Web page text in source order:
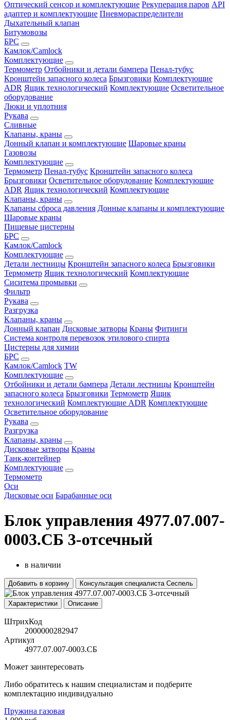
Оптический сенсор и комплектующие Рекуперация паров API
адаптер и комплектующие Пневмораспределители
Дыхательный клапан
Битумовозы
БРС
Камлок/Camlock
Комплектующие
Термометр Отбойники и детали бампера Пенал-тубус
Кронштейн запасного колеса Брызговики Комплектующие
ADR Ящик технологический Комплектующие Осветительное
оборудование
Люки и уплотния
Рукава
Сливные
Клапаны, краны
Донный клапан и комплектующие Шаровые краны
Газовозы
Комплектующие
Термометр Пенал-тубус Кронштейн запасного колеса
Брызговики Осветительное оборудование Комплектующие
ADR Ящик технологический Комплектующие
Клапаны, краны
Клапаны сброса давления Донные клапаны и комплектующие
Шаровые краны
Пищевые цистерны
БРС
Камлок/Camlock
Комплектующие
Детали лестницы Кронштейн запасного колеса Брызговики
Термометр Ящик технологический Комплектующие
Сиситема промывки
Фильтр
Рукава
Разгрузка
Клапаны, краны
Донный клапан Дисковые затворы Краны Фитинги
Система контроля перевозок этилового спирта
Цистерны для химии
БРС
Камлок/Camlock TW
Комплектующие
Отбойники и детали бампера Детали лестницы Кронштейн
запасного колеса Брызговики Термометр Ящик
технологический Комплектующие ADR Комплектующие
Осветительное оборудование
Рукава
Разгрузка
Клапаны, краны
Дисковые затворы Краны
Танк-контейнер
Комплектующие
Термометр
Оси
Дисковые оси Барабанные оси
Блок управления 4977.07.007-
0003.СБ 3-отсечный
в наличии
Добавить в корзину Консультация специалиста Сеспель
Характеристики Описание
ШтрихКод
2000000282947
Артикул
4977.07.007-0003.СБ
Может заинтересовать
Либо обратитесь к нашим специалистам и подберите
комплектацию индивидуально
Пружина газовая